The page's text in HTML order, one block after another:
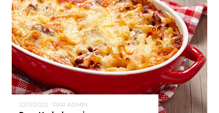
22/11/2022 PAR ADMIN